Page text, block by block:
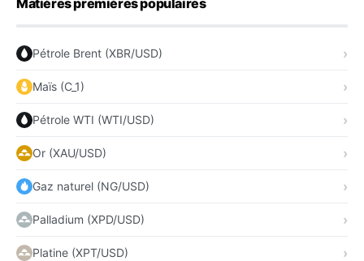
Pétrole Brent (XBR/USD)
Maïs (C_1)
Pétrole WTI (WTI/USD)
Or (XAU/USD)
Gaz naturel (NG/USD)
Palladium (XPD/USD)
Platine (XPT/USD)